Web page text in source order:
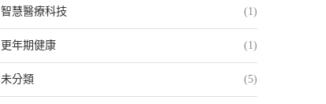
智慧醫療科技 (1)
更年期健康 (1)
未分類 (5)